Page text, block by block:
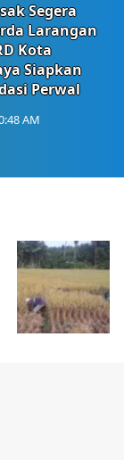
Segera
Larangan
Kota
Siapkan
Perwal
AM